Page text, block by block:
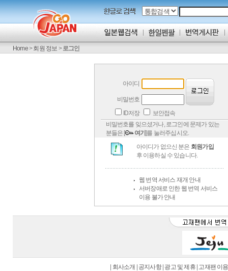
Home>회원 정보 >로그인
아이디
비밀번호
ID저장
보안접속
비밀번호를 잊으셨거나, 로그인에 문제가 있는
분들은 [
여기]를 눌러주십시오.
아이디가 없으신 분은 회원가입
후 이용하실 수 있습니다.
웹 번역 서비스 재개 안내
서버장애로 인한 웹 번역 서비스
이용 불가 안내
회사소개 공지사항| 광고 및 제휴| 고재팬 이